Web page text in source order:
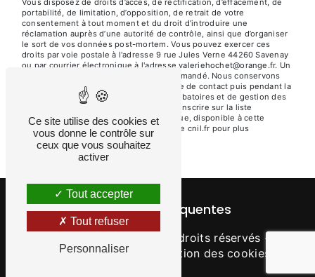
Vous disposez de droits d’accès, de rectification, d’effacement, de
portabilité, de limitation, d’opposition, de retrait de votre
consentement à tout moment et du droit d’introduire une
réclamation auprès d’une autorité de contrôle, ainsi que d’organiser
le sort de vos données post-mortem. Vous pouvez exercer ces
droits par voie postale à l'adresse 9 rue Jules Verne 44260 Savenay
ou par courrier électronique à l'adresse valeriehochet@orange.fr. Un
justificatif d'identité pourra vous être demandé. Nous conservons
vos données pendant la période de prise de contact puis pendant la
durée de prescription légale aux fins probatoires et de gestion des
contentieux. Vous avez le droit de vous inscrire sur la liste
d'opposition au démarchage téléphonique, disponible à cette
Bloctel.gouv.fr
. Consultez le site cnil.fr pour plus
d’informations sur vos droits.
Recherches fréquentes
- 2026 - Tous droits réservés -
Mentions légales
Gestion des cookies
Ce site utilise des cookies et
vous donne le contrôle sur
ceux que vous souhaitez
activer
Tout accepter
Tout refuser
Personnaliser